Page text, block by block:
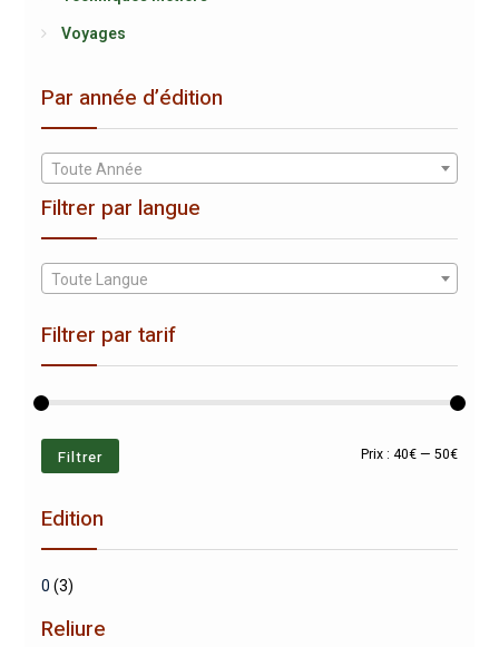
Voyages
Par année d’édition
Toute Année
Filtrer par langue
Toute Langue
Filtrer par tarif
Prix
Prix
Filtrer Prix :40€ —50€
Edition
0 (3)
Reliure